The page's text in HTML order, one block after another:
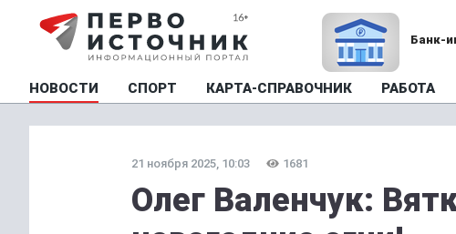
Банк-
НОВОСТИ СПОРТ КАРТА-СПРАВОЧНИК РАБОТА
21 ноября 2025, 10:03 1681
Олег Валенчук: